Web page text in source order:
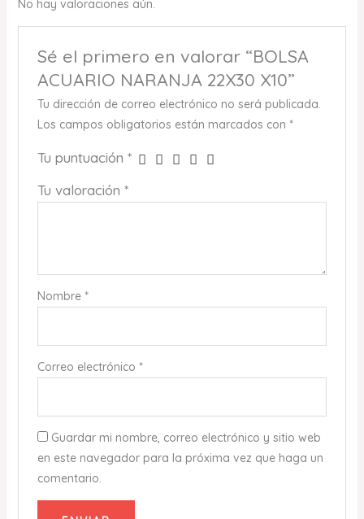
No hay valoraciones aún.
Sé el primero en valorar “BOLSA
ACUARIO NARANJA 22X30 X10”
Tu dirección de correo electrónico no será publicada.
Los campos obligatorios están marcados con *
Tu puntuación *
Tu valoración *
Nombre *
Correo electrónico *
Guardar mi nombre, correo electrónico y sitio web
en este navegador para la próxima vez que haga un
comentario.